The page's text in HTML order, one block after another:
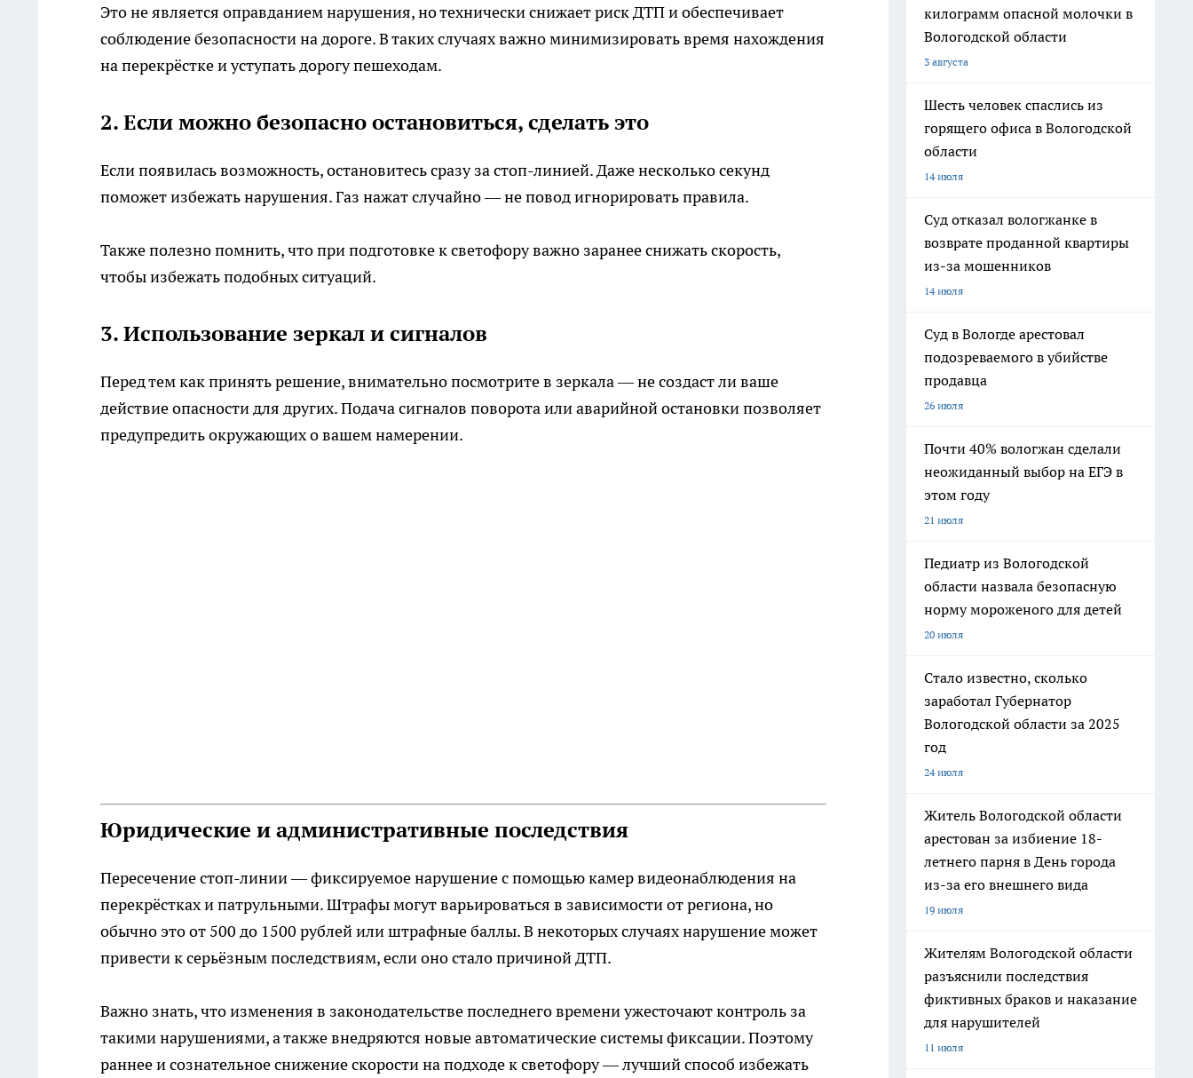
Это не является оправданием нарушения, но технически снижает риск ДТП и обеспечивает
соблюдение безопасности на дороге. В таких случаях важно минимизировать время нахождения
на перекрёстке и уступать дорогу пешеходам.
2. Если можно безопасно остановиться, сделать это
Если появилась возможность, остановитесь сразу за стоп-линией. Даже несколько секунд
поможет избежать нарушения. Газ нажат случайно — не повод игнорировать правила.
Также полезно помнить, что при подготовке к светофору важно заранее снижать скорость,
чтобы избежать подобных ситуаций.
3. Использование зеркал и сигналов
Перед тем как принять решение, внимательно посмотрите в зеркала — не создаст ли ваше
действие опасности для других. Подача сигналов поворота или аварийной остановки позволяет
предупредить окружающих о вашем намерении.
Юридические и административные последствия
Пересечение стоп-линии — фиксируемое нарушение с помощью камер видеонаблюдения на
перекрёстках и патрульными. Штрафы могут варьироваться в зависимости от региона, но
обычно это от 500 до 1500 рублей или штрафные баллы. В некоторых случаях нарушение может
привести к серьёзным последствиям, если оно стало причиной ДТП.
Важно знать, что изменения в законодательстве последнего времени ужесточают контроль за
такими нарушениями, а также внедряются новые автоматические системы фиксации. Поэтому
раннее и сознательное снижение скорости на подходе к светофору — лучший способ избежать
килограмм опасной молочки в
Вологодской области
3 августа
Шесть человек спаслись из
горящего офиса в Вологодской
области
14 июля
Суд отказал вологжанке в
возврате проданной квартиры
из-за мошенников
14 июля
Суд в Вологде арестовал
подозреваемого в убийстве
продавца
26 июля
Почти 40% вологжан сделали
неожиданный выбор на ЕГЭ в
этом году
21 июля
Педиатр из Вологодской
области назвала безопасную
норму мороженого для детей
20 июля
Стало известно, сколько
заработал Губернатор
Вологодской области за 2025
год
24 июля
Житель Вологодской области
арестован за избиение 18-
летнего парня в День города
из-за его внешнего вида
19 июля
Жителям Вологодской области
разъяснили последствия
фиктивных браков и наказание
для нарушителей
11 июля